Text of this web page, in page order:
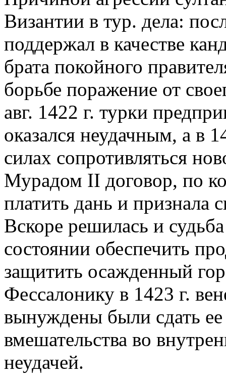
Византии в тур. дела:
поддержал в качестве
брата покойного
борьбе поражение от
авг. 1422 г. турки
оказался неудачным, а в
силах сопротивляться
Мурадом II договор, по
платить дань и признала
Вскоре решилась и
состоянии обеспечить
защитить осажденный
Фессалонику в 1423 г.
вынуждены были сдать
вмешательства во
неудачей.